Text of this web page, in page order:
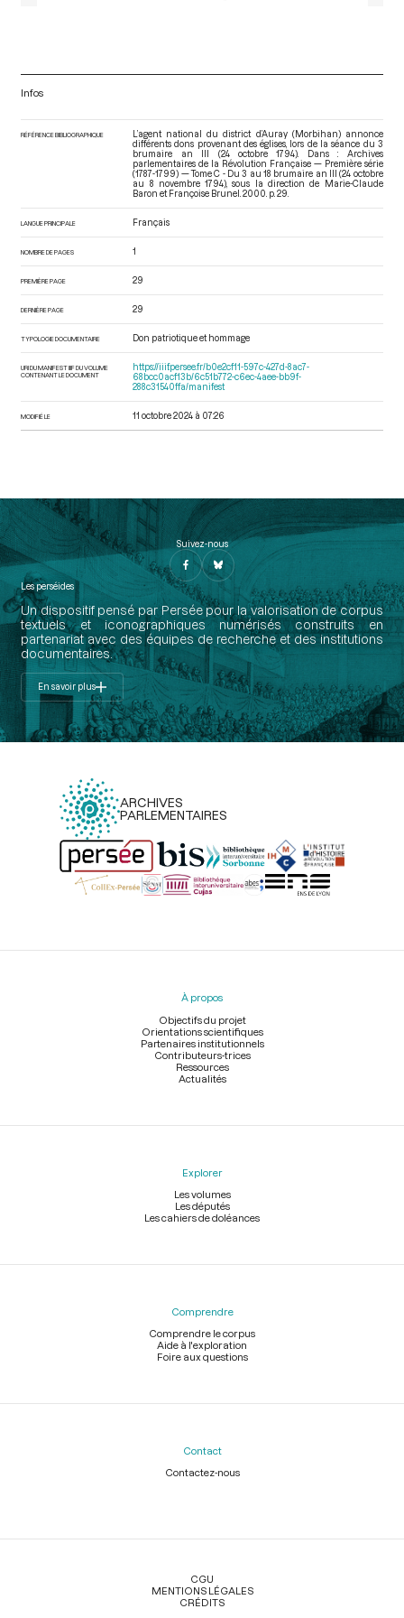
Infos
RÉFÉRENCE BIBLIOGRAPHIQUE
L’agent national du district d’Auray (Morbihan) annonce
différents dons provenant des églises, lors de la séance du 3
brumaire an III (24 octobre 1794). Dans : Archives
parlementaires de la Révolution Française — Première série
(1787-1799) — Tome C - Du 3 au 18 brumaire an III (24 octobre
au 8 novembre 1794) , sous la direction de Marie-Claude
Baron et Françoise Brunel. 2000. p. 29.
LANGUE PRINCIPALE Français
NOMBRE DE PAGES 1
PREMIÈRE PAGE 29
DERNIÈRE PAGE 29
TYPOLOGIE DOCUMENTAIRE Don patriotique et hommage
URI DU MANIFEST IIIF DU VOLUME
CONTENANT LE DOCUMENT
https://iiif.persee.fr/b0e2cf11-597c-427d-8ac7-
68bcc0acf13b/6c51b772-c6ec-4aee-bb9f-
288c31540ffa/manifest
MODIFIÉ LE 11 octobre 2024 à 07:26
Suivez-nous
Les perséides
Un dispositif pensé par Persée pour la valorisation de corpus
textuels et iconographiques numérisés construits en
partenariat avec des équipes de recherche et des institutions
documentaires.
En savoir plus
ARCHIVES
PARLEMENTAIRES
Menu
À propos
Objectifs du projet
Orientations scientifiques
Partenaires institutionnels
Contributeurs-trices
Ressources
Actualités
Explorer
Les volumes
Les députés
Les cahiers de doléances
Comprendre
Comprendre le corpus
Aide à l'exploration
Foire aux questions
Contact
Contactez-nous
Légal
CGU
MENTIONS LÉGALES
CRÉDITS